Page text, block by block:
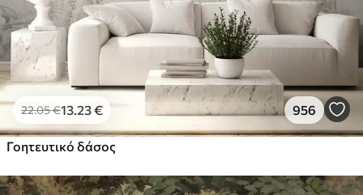
22.05€13 .23€ 956
Γοητευτικό δάσος